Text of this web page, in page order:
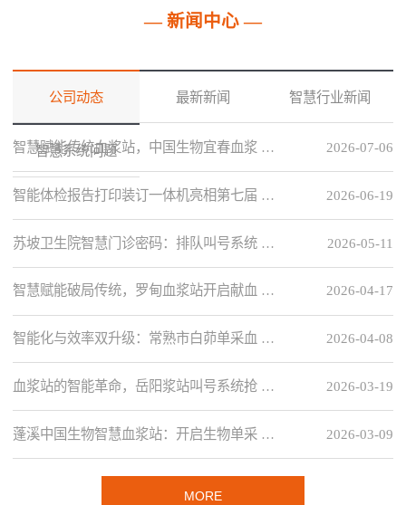
— 新闻中心 —
公司动态 最新新闻 智慧行业新闻
智慧系统问题 2026-07-06
智慧赋能传统血浆站，中国生物宜春血浆 …
2026-06-19
智能体检报告打印装订一体机亮相第七届 …
2026-05-11
苏坡卫生院智慧门诊密码：排队叫号系统 …
2026-04-17
智慧赋能破局传统，罗甸血浆站开启献血 …
2026-04-08
智能化与效率双升级：常熟市白茆单采血 …
2026-03-19
血浆站的智能革命，岳阳浆站叫号系统抢 …
2026-03-09
蓬溪中国生物智慧血浆站：开启生物单采 …
MORE